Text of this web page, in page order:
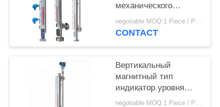
механического
топлива магнитный
ровный с временем
negotiable MOQ:1 Piece / Pieces
CONTACT
Вертикальный
магнитный тип
индикатор уровня
газа датчика уровня negotiable MOQ:1 Piece / Pieces